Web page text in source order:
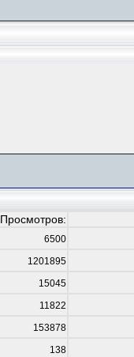
Просмотров:
6500
1201895
15045
11822
153878
138